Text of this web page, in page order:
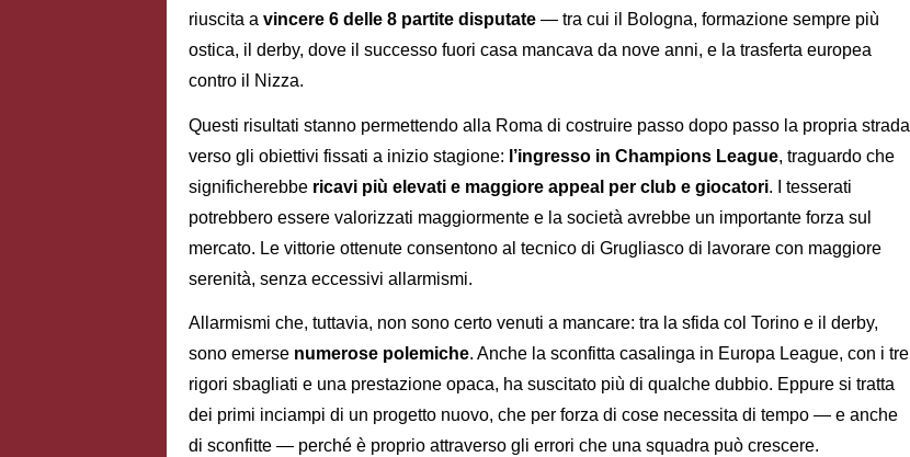
riuscita a vincere 6 delle 8 partite disputate — tra cui il Bologna, formazione sempre più
ostica, il derby, dove il successo fuori casa mancava da nove anni, e la trasferta europea
contro il Nizza.
Questi risultati stanno permettendo alla Roma di costruire passo dopo passo la propria strada
verso gli obiettivi fissati a inizio stagione: l’ingresso in Champions League, traguardo che
significherebbe ricavi più elevati e maggiore appeal per club e giocatori. I tesserati
potrebbero essere valorizzati maggiormente e la società avrebbe un importante forza sul
mercato. Le vittorie ottenute consentono al tecnico di Grugliasco di lavorare con maggiore
serenità, senza eccessivi allarmismi.
Allarmismi che, tuttavia, non sono certo venuti a mancare: tra la sfida col Torino e il derby,
sono emerse numerose polemiche. Anche la sconfitta casalinga in Europa League, con i tre
rigori sbagliati e una prestazione opaca, ha suscitato più di qualche dubbio. Eppure si tratta
dei primi inciampi di un progetto nuovo, che per forza di cose necessita di tempo — e anche
di sconfitte — perché è proprio attraverso gli errori che una squadra può crescere.